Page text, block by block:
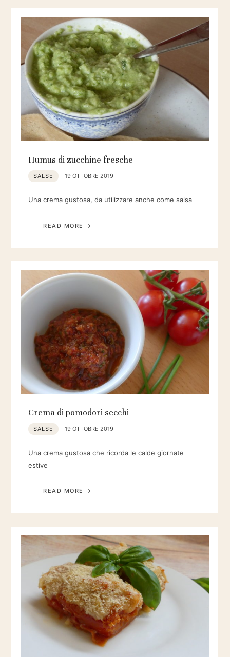
Humus di zucchine fresche
SALSE 19 OTTOBRE 2019
Una crema gustosa, da utilizzare anche come salsa
READ MORE
Crema di pomodori secchi
SALSE 19 OTTOBRE 2019
Una crema gustosa che ricorda le calde giornate
estive
READ MORE